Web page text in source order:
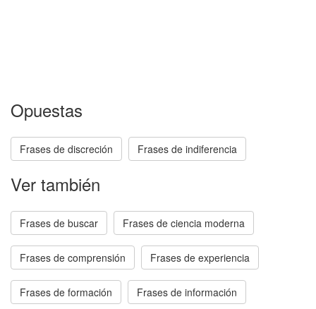
Opuestas
Frases de discreción Frases de indiferencia
Ver también
Frases de buscar Frases de ciencia moderna
Frases de comprensión Frases de experiencia
Frases de formación Frases de información